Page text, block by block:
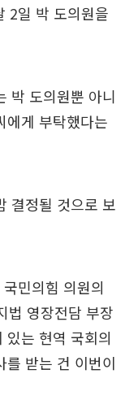
2일 박 도의원을
박 도의원뿐 아니
에게 부탁했다는
결정될 것으로 보
민의힘 의원의
법 영장전담 부장
는 현역 국회의
를 받는 건 이번이